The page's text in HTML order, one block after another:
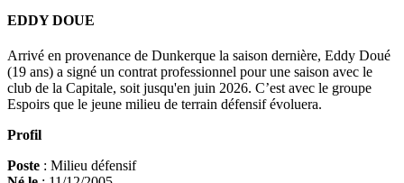
EDDY DOUE
Arrivé en provenance de Dunkerque la saison dernière, Eddy Doué
(19 ans) a signé un contrat professionnel pour une saison avec le
club de la Capitale, soit jusqu'en juin 2026. C’est avec le groupe
Espoirs que le jeune milieu de terrain défensif évoluera.
Profil
Poste : Milieu défensif